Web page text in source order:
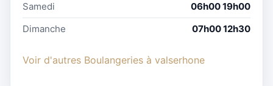
Samedi
06h00 19h00
Dimanche
07h00 12h30
Voir d'autres Boulangeries à valserhone